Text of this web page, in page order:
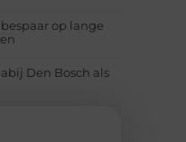
op lange
Den Bosch als